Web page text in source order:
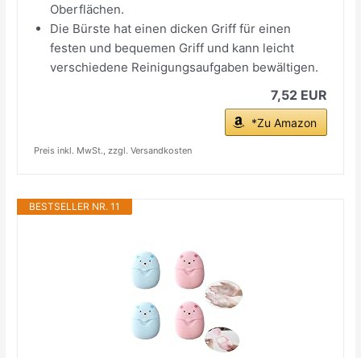
Oberflächen.
Die Bürste hat einen dicken Griff für einen
festen und bequemen Griff und kann leicht
verschiedene Reinigungsaufgaben bewältigen.
7,52 EUR
*Zu Amazon
Preis inkl. MwSt., zzgl. Versandkosten
BESTSELLER NR. 11